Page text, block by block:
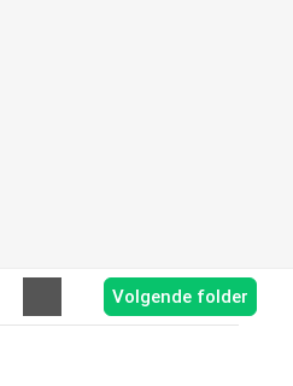
Volgende folder